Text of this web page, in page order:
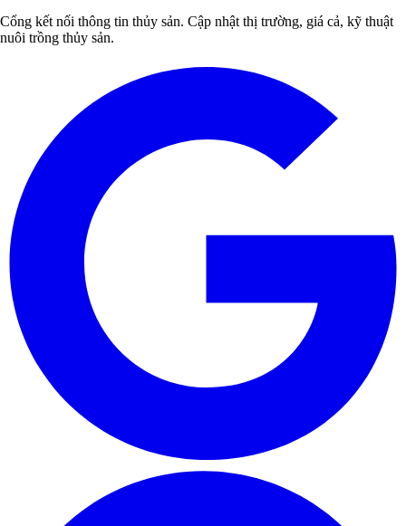
Cổng kết nối thông tin thủy sản. Cập nhật thị trường, giá cả, kỹ thuật
nuôi trồng thủy sản.